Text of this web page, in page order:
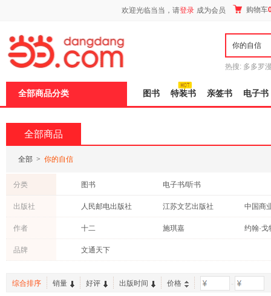
欢迎光临当当，请登录 成为会员 购物车
热搜: 多多罗
全部商品分类 图书 特装书 亲签书 电子书
全部商品
全部 > 你的自信
分类 图书 电子书/听书
出版社 人民邮电出版社 江苏文艺出版社
中国商
机械工业出版社
中国中福会出版社
光明日报出版社
浙江教
湖南文艺出版社
北京联合出版公司
未来出
作者 十二 施琪嘉
约翰·戈
崔成爱
斯坦威
帕特森
刘畅
品牌 文通天下
综合排序 销量 好评 出版时间 价格 -
页
加